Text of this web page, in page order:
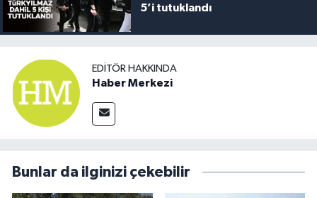
5’i tutuklandı
EDITÖR HAKKINDA
Haber Merkezi
Bunlar da ilginizi çekebilir